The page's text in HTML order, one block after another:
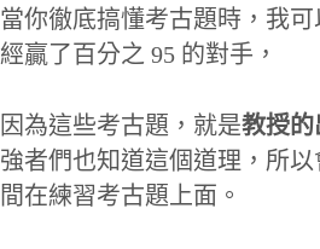
當你徹底搞懂考古題時，我
經贏了百分之 95 的對手，
因為這些考古題，就是教授的
強者們也知道這個道理，所
間在練習考古題上面。